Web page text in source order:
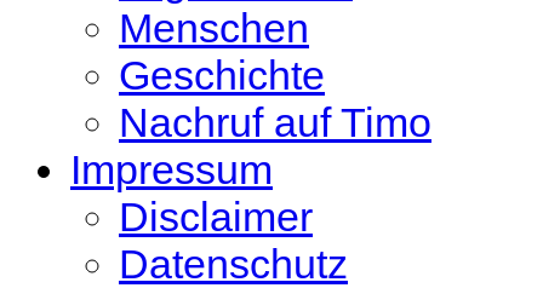
Menschen
Geschichte
Nachruf auf Timo
Impressum
Disclaimer
Datenschutz